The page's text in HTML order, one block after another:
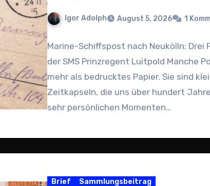
Igor Adolph August 5, 2026 1
Marine-Schiffspost nach Neukölln: Drei
der SMS Prinzregent Luitpold Manche
mehr als bedrucktes Papier. Sie sind
Zeitkapseln, die uns über hundert
sehr persönlichen Momenten…
Brief Sammlungsbeitrag